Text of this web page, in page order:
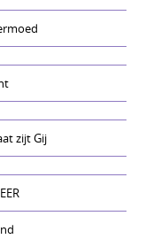
zijt Gij